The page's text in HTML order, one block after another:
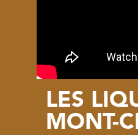
LES
MONT-